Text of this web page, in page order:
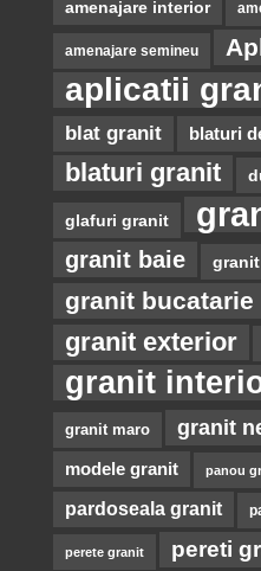
amenajare interior
amenajare semineu
aplicatii
blat granit blaturi
blaturi granit
glafuri granit
granit baie
granit bucatarie
granit exterior
granit
granit maro granit
modele granit panou
pardoseala granit
perete granit pereti